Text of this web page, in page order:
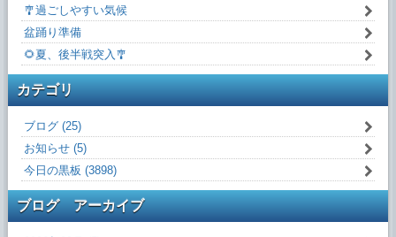
🎐過ごしやすい気候
盆踊り準備
🌻夏、後半戦突入🎐
カテゴリ
ブログ (25)
お知らせ (5)
今日の黒板 (3898)
ブログ アーカイブ